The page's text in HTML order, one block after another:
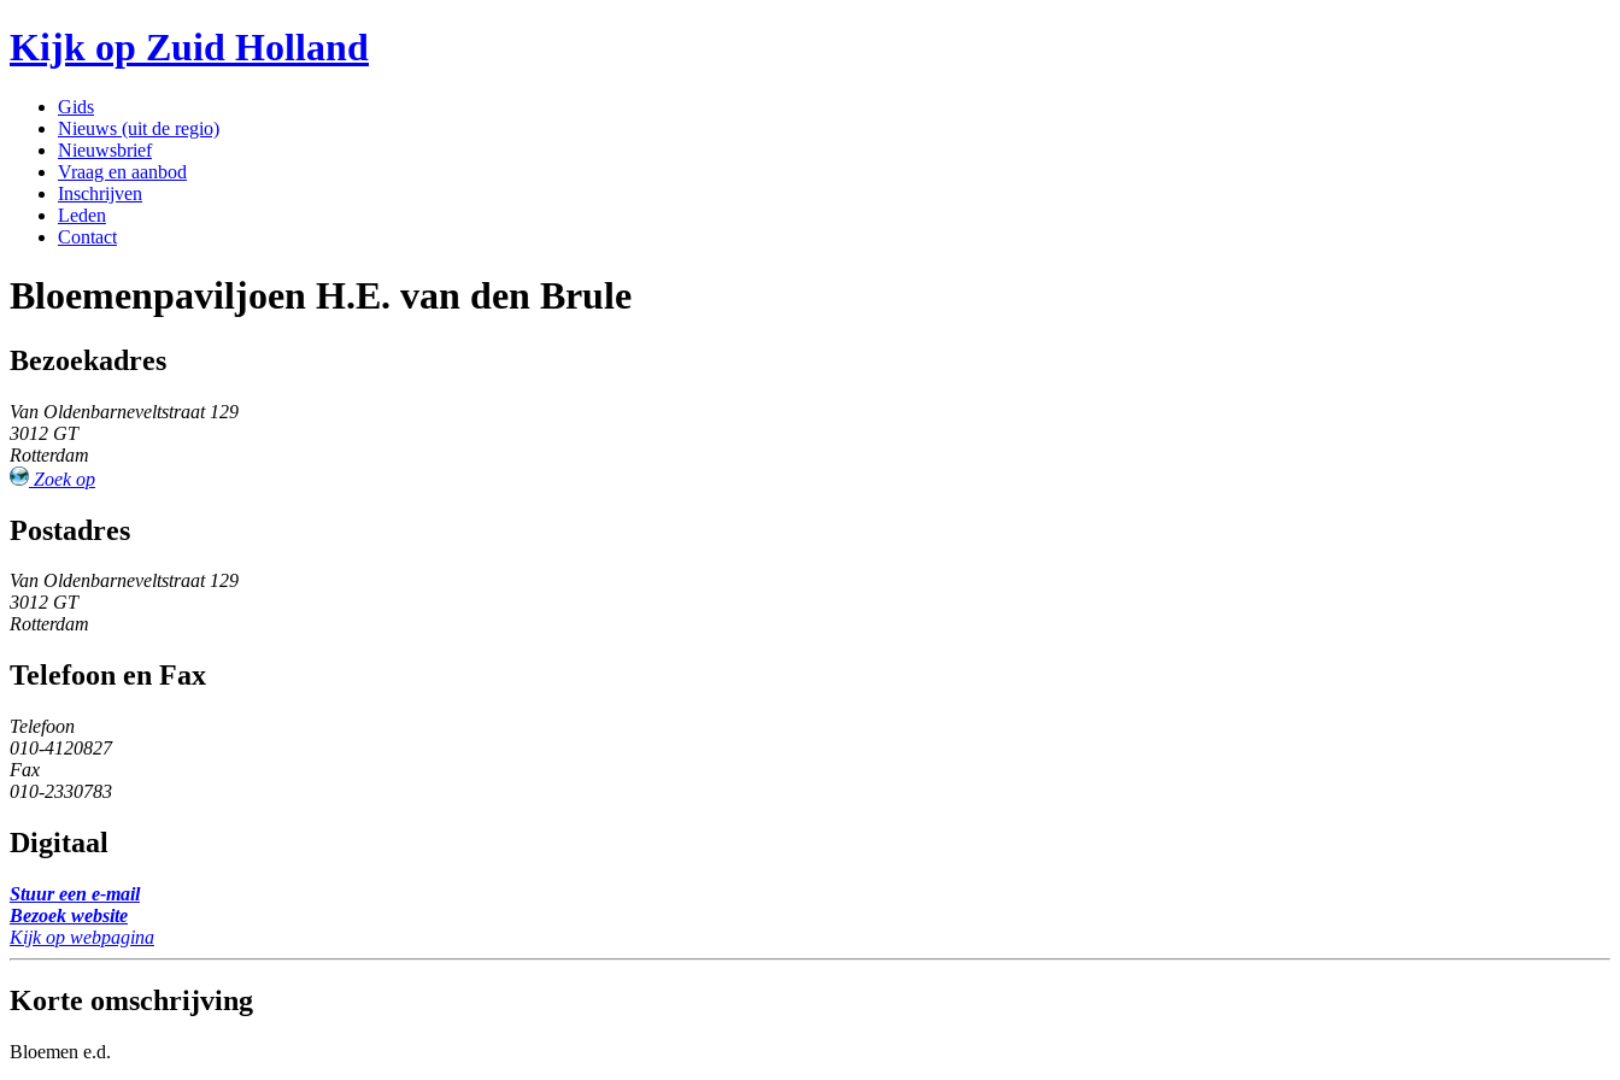
Kijk op Zuid Holland
Gids
Nieuws (uit de regio)
Nieuwsbrief
Vraag en aanbod
Inschrijven
Leden
Contact
Bloemenpaviljoen H.E. van den Brule
Bezoekadres
Van Oldenbarneveltstraat 129
3012 GT
Rotterdam
Zoek op
Postadres
Van Oldenbarneveltstraat 129
3012 GT
Rotterdam
Telefoon en Fax
Telefoon
010-4120827
Fax
010-2330783
Digitaal
Stuur een e-mail
Bezoek website
Kijk op webpagina
Korte omschrijving
Bloemen e.d.